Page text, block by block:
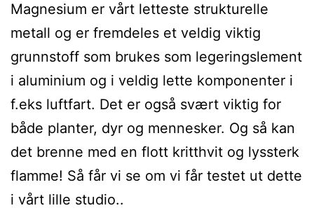
Magnesium er vårt letteste strukturelle
metall og er fremdeles et veldig viktig
grunnstoff som brukes som legeringslement
i aluminium og i veldig lette komponenter i
f.eks luftfart. Det er også svært viktig for
både planter, dyr og mennesker. Og så kan
det brenne med en flott kritthvit og lyssterk
flamme! Så får vi se om vi får testet ut dette
i vårt lille studio..